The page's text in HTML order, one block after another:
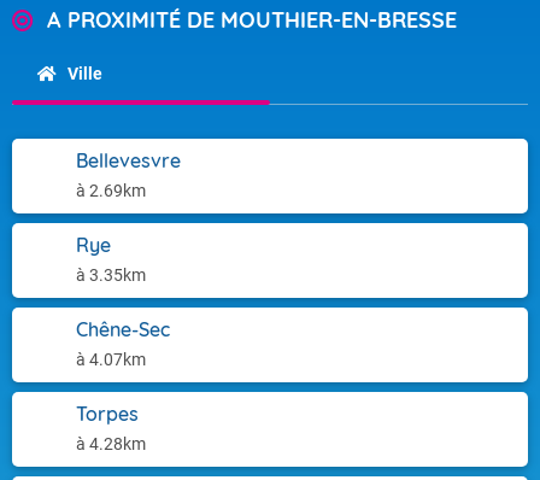
A PROXIMITÉ DE MOUTHIER-EN-BRESSE
Ville
Bellevesvre
à 2.69km
Rye
à 3.35km
Chêne-Sec
à 4.07km
Torpes
à 4.28km